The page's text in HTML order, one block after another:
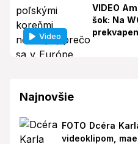
Video
VIDEO
šok: Na
Najnovšie
FOTO Dcéra
videoklipom,